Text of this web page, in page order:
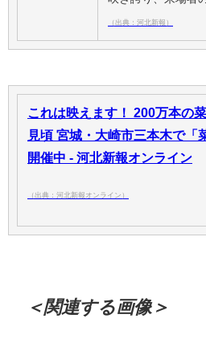
（出典：河北新報）
これは映えます！ 200万本の
見頃 宮城・大崎市三本木で「
開催中 - 河北新報オンライン
（出典：河北新報オンライン）
＜関連する画像＞